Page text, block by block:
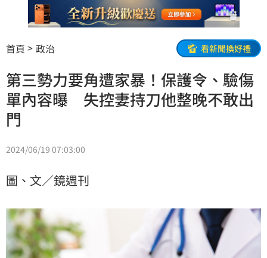
首頁 政治 看新聞換好禮
第三勢力要角遭家暴！保護令、驗傷
單內容曝 失控妻持刀他整晚不敢出
門
2024/06/19 07:03:00
圖、文／鏡週刊